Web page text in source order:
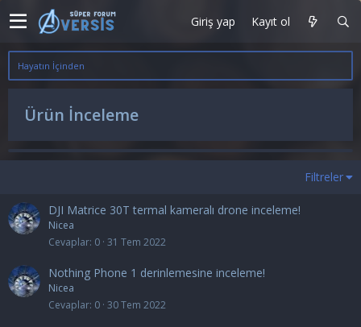
Giriş yap Kayıt ol
Hayatın İçinden
Ürün İnceleme
Filtreler
DJI Matrice 30T termal kameralı drone inceleme!
Nicea
Cevaplar 0 31 Tem 2022
Nothing Phone 1 derinlemesine inceleme!
Nicea
Cevaplar 0 30 Tem 2022